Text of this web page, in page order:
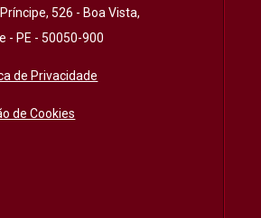
Príncipe, 526 - Boa Vista,
- PE - 50050-900
de Privacidade
de Cookies